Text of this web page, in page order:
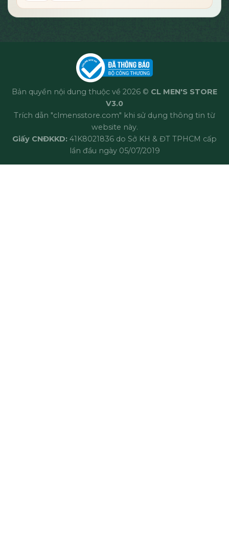
Bản quyền nội dung thuộc về 2026 © CL MEN'S STORE
V3.0
Trích dẫn "clmensstore.com" khi sử dụng thông tin từ
website này.
Giấy CNĐKKD: 41K8021836 do Sở KH & ĐT TPHCM cấp
lần đầu ngày 05/07/2019